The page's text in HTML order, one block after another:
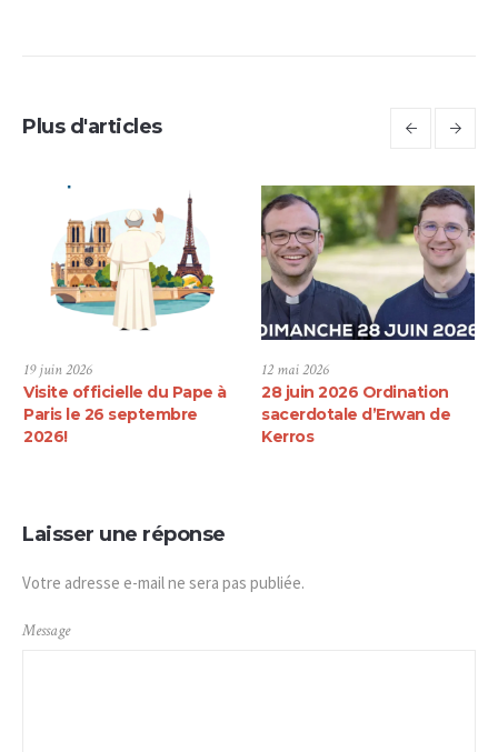
Plus d'articles
19 juin 2026
Visite officielle du Pape à
Paris le 26 septembre
2026!
12 mai 2026
28 juin 2026 Ordination
sacerdotale d’Erwan de
Kerros
Laisser une réponse
Votre adresse e-mail ne sera pas publiée.
Message